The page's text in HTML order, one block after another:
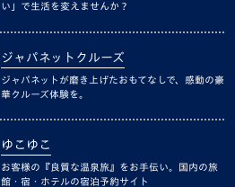
い」で生活を変えませんか？
ジャパネットクルーズ
ジャパネットが磨き上げたおもてなしで、感動の豪
華クルーズ体験を。
ゆこゆこ
お客様の『良質な温泉旅』をお手伝い。国内の旅
館・宿・ホテルの宿泊予約サイト